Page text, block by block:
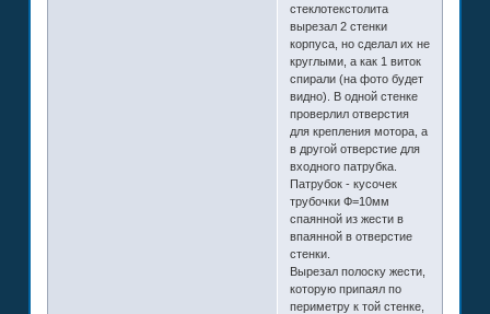
стеклотекстолита
вырезал 2 стенки
корпуса, но сделал их не
круглыми, а как 1 виток
спирали (на фото будет
видно). В одной стенке
проверлил отверстия
для крепления мотора, а
в другой отверстие для
входного патрубка.
Патрубок - кусочек
трубочки Ф=10мм
спаянной из жести в
впаянной в отверстие
стенки.
Вырезал полоску жести,
которую припаял по
периметру к той стенке,